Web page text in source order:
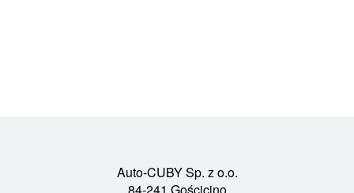
Auto-CUBY Sp. z o.o.
84-241 Gościcino